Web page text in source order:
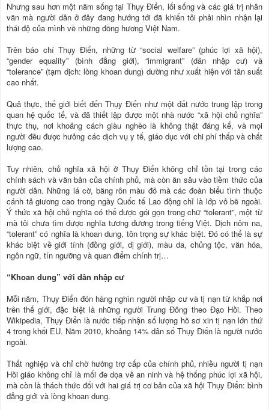
Nhưng sau hơn một năm sống tại Thụy Điển, lối sống và các giá trị nhân
văn mà người dân ở đây đang hướng tới đã khiến tôi phải nhìn nhận lại
thái độ của mình về những đồng hương Việt Nam.
Trên báo chí Thụy Điển, những từ “social welfare” (phúc lợi xã hội),
“gender equality” (bình đẳng giới), “immigrant” (dân nhập cư) và
“tolerance” (tạm dịch: lòng khoan dung) dường như xuất hiện với tần suất
cao nhất.
Quả thực, thế giới biết đến Thụy Điển như một đất nước trung lập trong
quan hệ quốc tế, và đã thiết lập được một nhà nước “xã hội chủ nghĩa”
thực thụ, nơi khoảng cách giàu nghèo là không thật đáng kể, và mọi
người đều được hưởng các dịch vụ y tế, giáo dục với chi phí thấp và chất
lượng cao.
Tuy nhiên, chủ nghĩa xã hội ở Thụy Điển không chỉ tồn tại trong các
chính sách và văn bản của chính phủ, mà còn ăn sâu vào tiềm thức của
người dân. Những lá cờ, băng rôn màu đỏ mà các đoàn biểu tình thuộc
cánh tả giương cao trong ngày Quốc tế Lao động chỉ là lớp vỏ bề ngoài.
Ý thức xã hội chủ nghĩa có thể được gói gọn trong chữ “tolerant”, một từ
mà tôi chưa tìm được nghĩa tương đương trong tiếng Việt. Dịch nôm na,
“tolerant” có nghĩa là khoan dung, tôn trọng sự khác biệt. Đó có thể là sự
khác biệt về giới tính (đồng giới, dị giới), màu da, chủng tộc, văn hóa,
ngôn ngữ, tín ngưỡng và quan điểm chính trị…
“Khoan dung” với dân nhập cư
Mỗi năm, Thụy Điển đón hàng nghìn người nhập cư và tị nạn từ khắp nơi
trên thế giới, đặc biệt là những người Trung Đông theo Đạo Hồi. Theo
Wikipedia, Thụy Điển là nước tiếp nhận số lượng hồ sơ xin tị nạn lớn thứ
4 trong khối EU. Năm 2010, khoảng 14% dân số Thụy Điển là người nước
ngoài.
Thất nghiệp và chỉ chờ hưởng trợ cấp của chính phủ, nhiều người tị nạn
Hồi giáo không chỉ là mối đe dọa về an ninh và hệ thống phúc lợi xã hội,
mà còn là thách thức đối với hai giá trị cơ bản của xã hội Thụy Điển: bình
đẳng giới và lòng khoan dung.